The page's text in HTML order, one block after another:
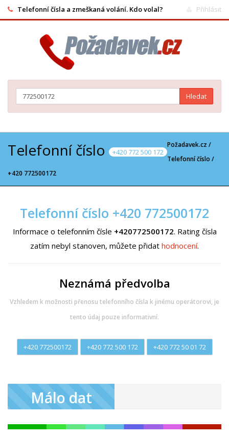
Telefonní čísla a zmeškaná volání. Kdo volal? Přihlásit
Hledat
Telefonní číslo +420 772 500 172
Požadavek.cz /
Telefonní číslo /
+420 772500172
Telefonní číslo +420 772500172
Informace o telefonním čísle +420772500172. Rating čísla
zatím nebyl stanoven, můžete přidat hodnocení.
Neznámá předvolba
Vzhledem k možnosti přenosu telefonního čísla k jinému operátorovi, je
tento údaj pouze informativní.
+420 772500172 +420 772 500 172 +420 772 50 01 72
Málo dat